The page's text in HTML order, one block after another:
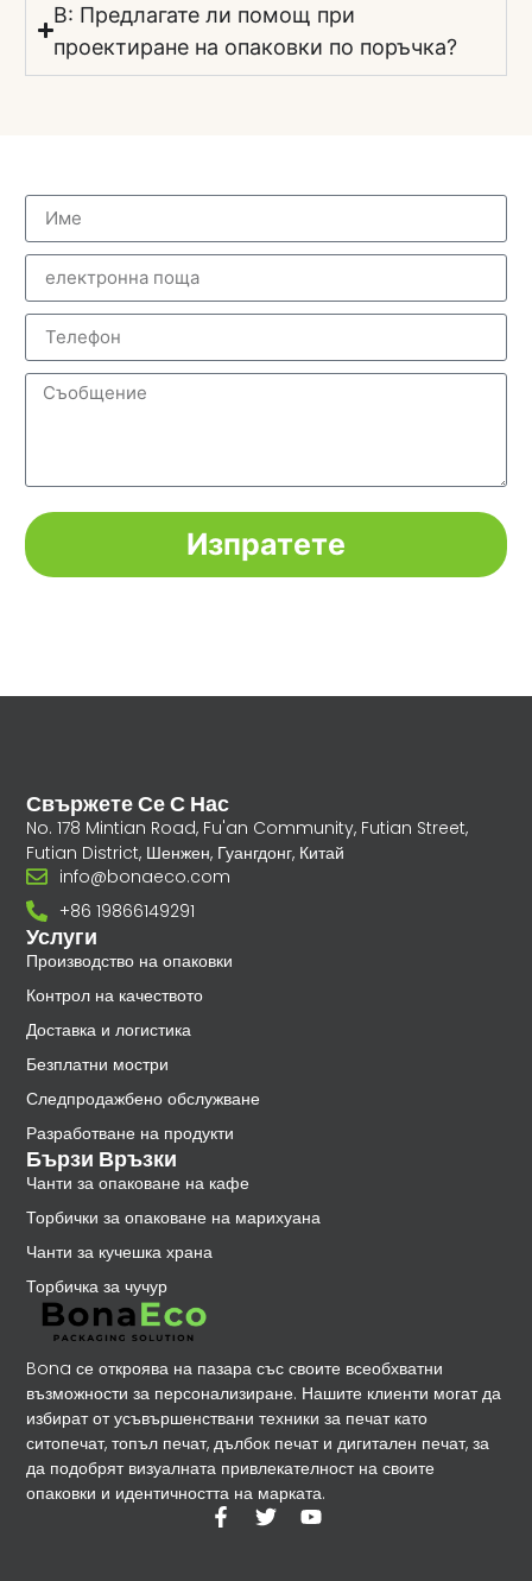
В: Предлагате ли помощ при
проектиране на опаковки по поръчка?
Изпратете
Bona се откроява на пазара със своите всеобхватни
възможности за персонализиране. Нашите клиенти могат да
избират от усъвършенствани техники за печат като
ситопечат, топъл печат, дълбок печат и дигитален печат, за
да подобрят визуалната привлекателност на своите
опаковки и идентичността на марката.
Услуги
Производство на опаковки
Контрол на качеството
Доставка и логистика
Безплатни мостри
Следпродажбено обслужване
Разработване на продукти
Бързи Връзки
Чанти за опаковане на кафе
Торбички за опаковане на марихуана
Чанти за кучешка храна
Торбичка за чучур
Свържете Се С Нас
No. 178 Mintian Road, Fu'an Community, Futian Street,
Futian District, Шенжен, Гуангдонг, Китай
info@bonaeco.com
+86 19866149291